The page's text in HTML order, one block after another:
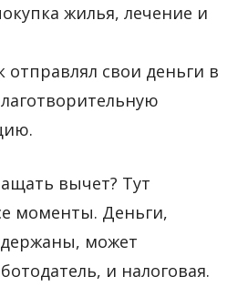
жилья, лечение и
отправлял свои деньги в
вычет? Тут
моменты. Деньги,
может
и налоговая.